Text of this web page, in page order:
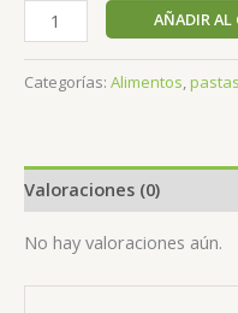
AÑADIR AL
Categorías: Alimentos,pastas
Valoraciones (0)
No hay valoraciones aún.